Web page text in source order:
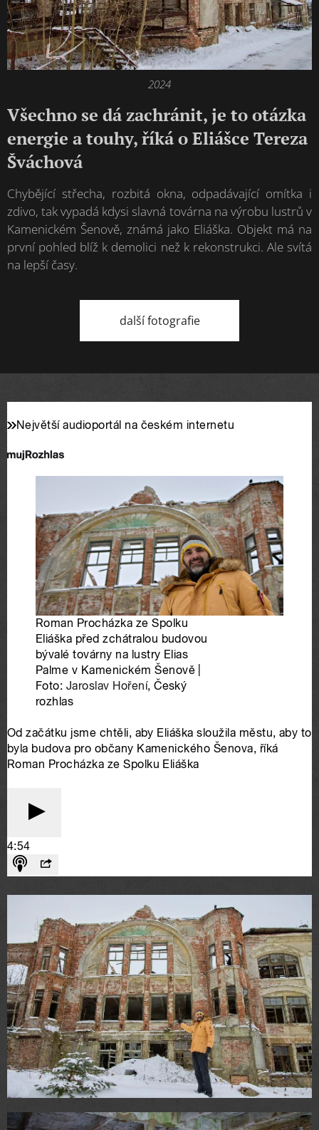
2024
Všechno se dá zachránit, je to otázka
energie a touhy, říká o Eliášce Tereza
Šváchová
Chybějící střecha, rozbitá okna, odpadávající omítka i
zdivo, tak vypadá kdysi slavná továrna na výrobu lustrů v
Kamenickém Šenově, známá jako Eliáška. Objekt má na
první pohled blíž k demolici než k rekonstrukci. Ale svítá
na lepší časy.
další fotografie